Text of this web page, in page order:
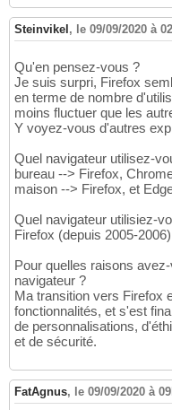
Steinvikel , le 09/09/2020 à
Qu'en pensez-vous ?
Je suis surpri, Firefox
en terme de nombre
moins fluctuer que les
Y voyez-vous d'autres
Quel navigateur utilisez-
bureau --> Firefox,
maison --> Firefox, et
Quel navigateur utilisiez-
Firefox (depuis 2005-
Pour quelles raisons
navigateur ?
Ma transition vers Firefox
fonctionnalités, et s'est
de personnalisations,
et de sécurité.
FatAgnus, le 09/09/2020 à